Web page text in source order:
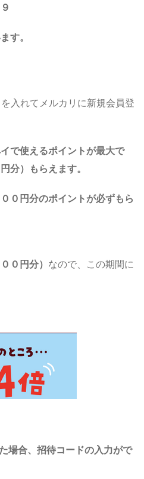
す。
を入れてメルカリに新規会員登
で使えるポイント が最大で
分） もらえます。
０円分のポイントが必ずもら
０円分） なので、この期間に
場合、招待コードの入力がで